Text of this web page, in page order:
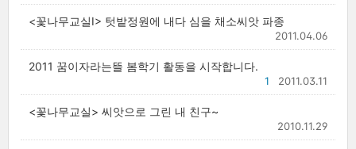
<꽃나무교실I> 텃밭정원에 내다 심을 채소씨앗 파종
2011.04.06
2011 꿈이자라는뜰 봄학기 활동을 시작합니다.
2011.03.11
1
<꽃나무교실> 씨앗으로 그린 내 친구~
2010.11.29